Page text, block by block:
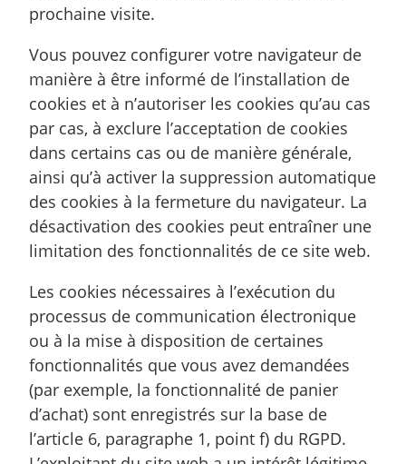
prochaine visite.
Vous pouvez configurer votre navigateur de
manière à être informé de l’installation de
cookies et à n’autoriser les cookies qu’au cas
par cas, à exclure l’acceptation de cookies
dans certains cas ou de manière générale,
ainsi qu’à activer la suppression automatique
des cookies à la fermeture du navigateur. La
désactivation des cookies peut entraîner une
limitation des fonctionnalités de ce site web.
Les cookies nécessaires à l’exécution du
processus de communication électronique
ou à la mise à disposition de certaines
fonctionnalités que vous avez demandées
(par exemple, la fonctionnalité de panier
d’achat) sont enregistrés sur la base de
l’article 6, paragraphe 1, point f) du RGPD.